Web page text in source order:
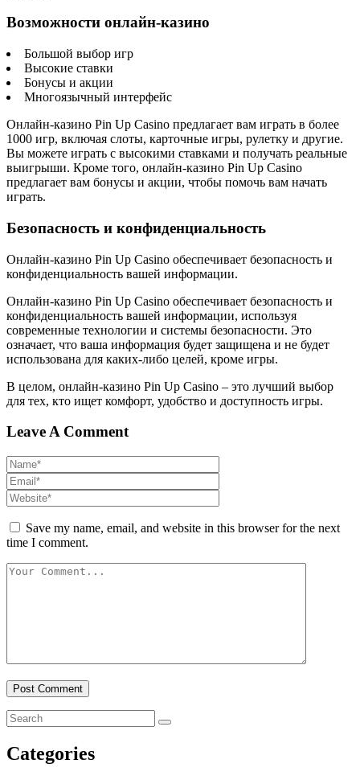
Возможности онлайн-казино
Большой выбор игр
Высокие ставки
Бонусы и акции
Многоязычный интерфейс
Онлайн-казино Pin Up Casino предлагает вам играть в более
1000 игр, включая слоты, карточные игры, рулетку и другие.
Вы можете играть с высокими ставками и получать реальные
выигрыши. Кроме того, онлайн-казино Pin Up Casino
предлагает вам бонусы и акции, чтобы помочь вам начать
играть.
Безопасность и конфиденциальность
Онлайн-казино Pin Up Casino обеспечивает безопасность и
конфиденциальность вашей информации.
Онлайн-казино Pin Up Casino обеспечивает безопасность и
конфиденциальность вашей информации, используя
современные технологии и системы безопасности. Это
означает, что ваша информация будет защищена и не будет
использована для каких-либо целей, кроме игры.
В целом, онлайн-казино Pin Up Casino – это лучший выбор
для тех, кто ищет комфорт, удобство и доступность игры.
Leave A Comment
Save my name, email, and website in this browser for the next
time I comment.
Categories